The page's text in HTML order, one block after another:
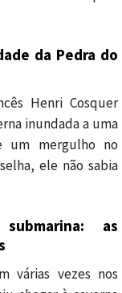
da Pedra do
Henri Cosquer
inundada a uma
um mergulho no
ele não sabia
as
várias vezes nos